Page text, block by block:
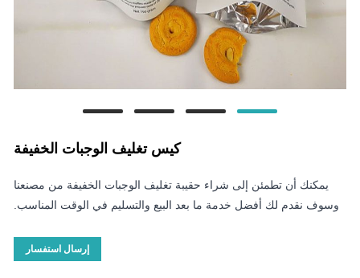
كيس تغليف الوجبات الخفيفة
يمكنك أن تطمئن إلى شراء حقيبة تغليف الوجبات الخفيفة من مصنعنا
وسوف نقدم لك أفضل خدمة ما بعد البيع والتسليم في الوقت المناسب.
إرسال استفسار